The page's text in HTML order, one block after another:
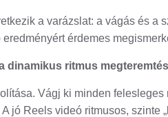
a varázslat: a vágás és a
érdemes
dinamikus ritmus
Vágj ki minden
jó Reels videó ritmusos, szinte